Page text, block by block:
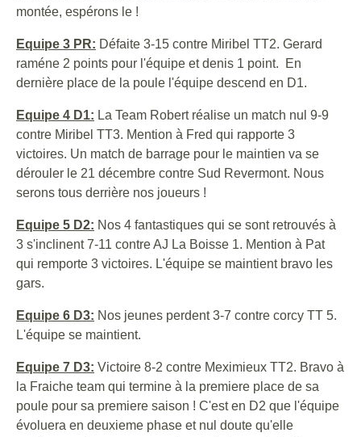
montée, espérons le !
Equipe 3 PR: Défaite 3-15 contre Miribel TT2. Gerard
raméne 2 points pour l'équipe et denis 1 point. En
dernière place de la poule l'équipe descend en D1.
Equipe 4 D1: La Team Robert réalise un match nul 9-9
contre Miribel TT3. Mention à Fred qui rapporte 3
victoires. Un match de barrage pour le maintien va se
dérouler le 21 décembre contre Sud Revermont. Nous
serons tous derrière nos joueurs !
Equipe 5 D2: Nos 4 fantastiques qui se sont retrouvés à
3 s'inclinent 7-11 contre AJ La Boisse 1. Mention à Pat
qui remporte 3 victoires. L'équipe se maintient bravo les
gars.
Equipe 6 D3: Nos jeunes perdent 3-7 contre corcy TT 5.
L'équipe se maintient.
Equipe 7 D3: Victoire 8-2 contre Meximieux TT2. Bravo à
la Fraiche team qui termine à la premiere place de sa
poule pour sa premiere saison ! C'est en D2 que l'équipe
évoluera en deuxieme phase et nul doute qu'elle